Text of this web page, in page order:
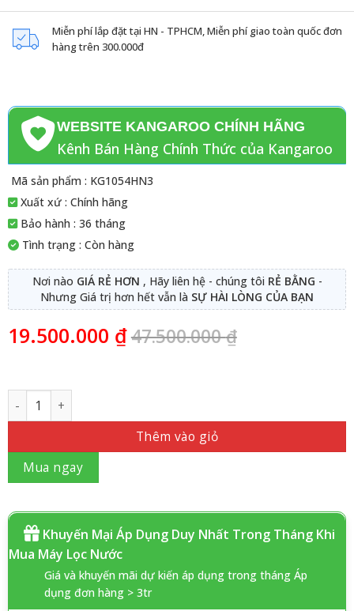
Miễn phí lắp đặt tại HN - TPHCM, Miễn phí giao toàn quốc đơn
hàng trên 300.000đ
WEBSITE KANGAROO CHÍNH HÃNG
Kênh Bán Hàng Chính Thức của Kangaroo
Mã sản phẩm : KG1054HN3
Xuất xứ : Chính hãng
Bảo hành : 36 tháng
Tình trạng : Còn hàng
Nơi nào GIÁ RẺ HƠN , Hãy liên hệ - chúng tôi RẺ BẰNG -
Nhưng Giá trị hơn hết vẫn là SỰ HÀI LÒNG CỦA BẠN
19.500.000 ₫47.500.000₫
Số lượng
Thêm vào giỏ
Mua ngay
Khuyến Mại Áp Dụng Duy Nhất Trong Tháng Khi
Mua Máy Lọc Nước
Giá và khuyến mãi dự kiến áp dụng trong tháng Áp
dụng đơn hàng > 3tr